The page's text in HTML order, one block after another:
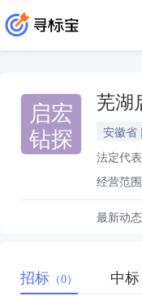
启宏
钻探
芜湖
安徽省
法定代表
经营范围
最新动态
招标 （0） 中标